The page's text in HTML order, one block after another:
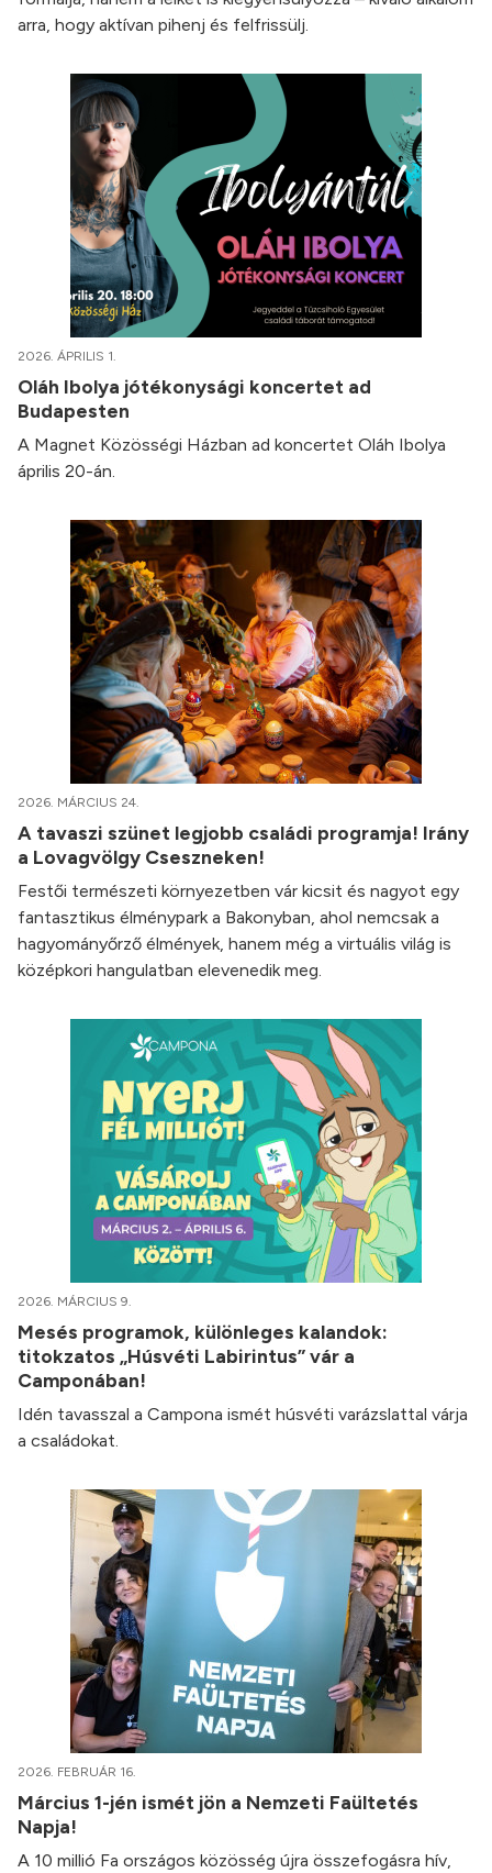
arra, hogy aktívan pihenj és felfrissülj.
2026. ÁPRILIS 1.
Oláh Ibolya jótékonysági koncertet ad
Budapesten
A Magnet Közösségi Házban ad koncertet Oláh Ibolya
április 20-án.
2026. MÁRCIUS 24.
A tavaszi szünet legjobb családi programja! Irány
a Lovagvölgy Cseszneken!
Festői természeti környezetben vár kicsit és nagyot egy
fantasztikus élménypark a Bakonyban, ahol nemcsak a
hagyományőrző élmények, hanem még a virtuális világ is
középkori hangulatban elevenedik meg.
2026. MÁRCIUS 9.
Mesés programok, különleges kalandok:
titokzatos „Húsvéti Labirintus” vár a
Camponában!
Idén tavasszal a Campona ismét húsvéti varázslattal várja
a családokat.
2026. FEBRUÁR 16.
Március 1-jén ismét jön a Nemzeti Faültetés
Napja!
A 10 millió Fa országos közösség újra összefogásra hív,